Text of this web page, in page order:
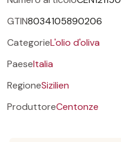
GTIN8034105890206
CategorieL'olio d'oliva
PaeseItalia
RegioneSizilien
ProduttoreCentonze